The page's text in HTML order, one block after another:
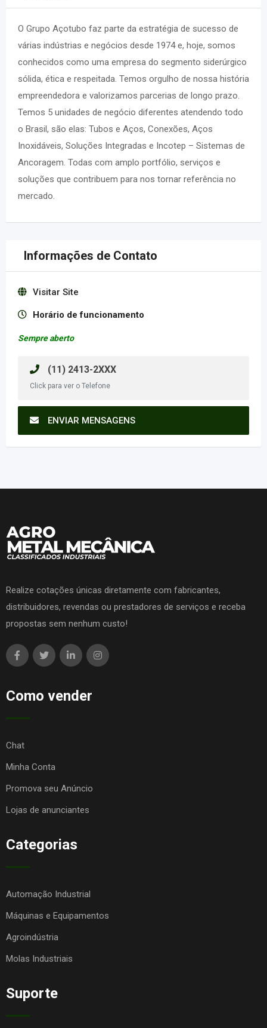
O Grupo Açotubo faz parte da estratégia de sucesso de
várias indústrias e negócios desde 1974 e, hoje, somos
conhecidos como uma empresa do segmento siderúrgico
sólida, ética e respeitada. Temos orgulho de nossa história
empreendedora e valorizamos parcerias de longo prazo.
Temos 5 unidades de negócio diferentes atendendo todo
o Brasil, são elas: Tubos e Aços, Conexões, Aços
Inoxidáveis, Soluções Integradas e Incotep – Sistemas de
Ancoragem. Todas com amplo portfólio, serviços e
soluções que contribuem para nos tornar referência no
mercado.
Informações de Contato
Visitar Site
Horário de funcionamento
Sempre aberto
(11) 2413-2XXX
Click para ver o Telefone
ENVIAR MENSAGENS
Realize cotações únicas diretamente com fabricantes,
distribuidores, revendas ou prestadores de serviços e receba
propostas sem nenhum custo!
Como vender
Chat
Minha Conta
Promova seu Anúncio
Lojas de anunciantes
Categorias
Automação Industrial
Máquinas e Equipamentos
Agroindústria
Molas Industriais
Suporte